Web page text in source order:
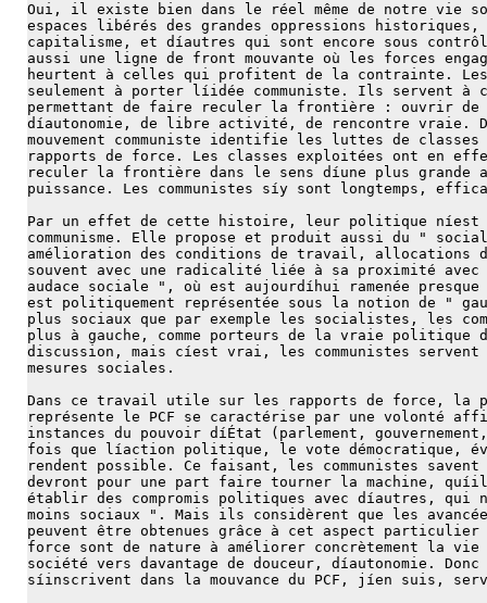
Oui, il existe bien dans le réel même de notre vie
espaces libérés des grandes oppressions historiques,
capitalisme, et díautres qui sont encore sous
aussi une ligne de front mouvante où les forces
heurtent à celles qui profitent de la contrainte. Les
seulement à porter líidée communiste. Ils servent à
permettant de faire reculer la frontière : ouvrir de
díautonomie, de libre activité, de rencontre vraie.
mouvement communiste identifie les luttes de classes
rapports de force. Les classes exploitées ont en
reculer la frontière dans le sens díune plus grande
puissance. Les communistes síy sont longtemps,
Par un effet de cette histoire, leur politique níest
communisme. Elle propose et produit aussi du "
amélioration des conditions de travail,
souvent avec une radicalité liée à sa proximité
audace sociale ", où est aujourdíhui ramenée
est politiquement représentée sous la notion de "
plus sociaux que par exemple les socialistes, les
plus à gauche, comme porteurs de la vraie politique
discussion, mais cíest vrai, les communistes servent
mesures sociales.
Dans ce travail utile sur les rapports de force, la part
représente le PCF se caractérise par une volonté
instances du pouvoir díÉtat (parlement,
fois que líaction politique, le vote démocratique,
rendent possible. Ce faisant, les communistes savent
devront pour une part faire tourner la machine,
établir des compromis politiques avec díautres, qui
moins sociaux ". Mais ils considèrent que les
peuvent être obtenues grâce à cet aspect
force sont de nature à améliorer concrètement la
société vers davantage de douceur, díautonomie.
síinscrivent dans la mouvance du PCF, jíen suis,